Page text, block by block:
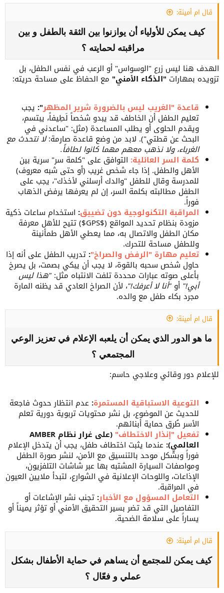
كما أن دور الإعلام و المدارس أساسي في نشر الوعي
بينما يبقى التبليغ السريع عند حدوث أي حالة إختفاء
عنصرًا حاسمًا لإنقاذ حياة طفل
إن حماية الأطفال ليست تقييدًا لحريتهم بل هي ضمان
و هي مسؤولية جماعية تتطلب يقظة دائمة من الجميع
مشاهدة المرفق 187655
أسئلة للنقاش :
ما هي أبرز الأسباب الإجتماعية التي قد تؤدي إلى هذه
الظاهرة ؟
قال ام أمينة:
كيف يمكن للأولياء أن يوازنوا بين الثقة بالطفل و بين
مراقبته لحمايته ؟
الهدف هنا ليس زرع "الوسواس" أو الرعب في نفس الطفل، بل
تزويده بمهارات "الذكاء الأمني" مع الحفاظ على مساحة حريته:
قاعدة "الغريب ليس بالضرورة شرير المظهر": يجب
تعليم الطفل أن الخاطف قد يبدو شخصاً لَطِيفاً، يبتسم،
ويقدم الحلوى أو يطلب المساعدة (مثل: "ساعدني في
البحث عن قطتي"). لابد من وضع قاعدة صارمة:لا نتحدث مع
الغرباء، ولا نذهب معهم مهما كانوا لطافاً.
كلمة السر العائلية: التوافق على "كلمة سر" سرية بين
الأهل والطفل. إذا جاء شخص غريب (أو حتى شبه معروف)
للمدرسة وقال للطفل "والدك أرسلني لأخذك"، يجب على
الطفل مطالبته بكلمة السر، إن لم يعرفها يرفض الذهاب
فوراً.
المراقبة التكنولوجية دون تضييق: استخدام ساعات ذكية
مزودة بنظام تحديد المواقع ($GPS$) تتيح للأهل معرفة
مكان الطفل والاتصال به، مما يعطي الأهل طمأنينة
وللطفل مساحة للتحرك.
تعليم مهارة "الرفض والصراخ": تدريب الطفل على أنه إذا
حاول شخص سحبه بالقوة، لا يجب أن يبكي بصمت، بل يصرخ
بأعلى صوته عبارات محددة تلفت الانتباه مثل: "هذا ليس
أبي!" أو "أنا لا أعرفك!"، لأن الصراخ العادي قد يظنه المارة
مجرد بكاء طفل مع والده.
قال ام أمينة:
ما هو الدور الذي يمكن أن يلعبه الإعلام في تعزيز الوعي
المجتمعي ؟
للإعلام دور وقائي وعلاجي حاسم:
التوعية الاستباقية المستمرة: عدم انتظار حدوث فاجعة
للحديث عن الموضوع، بل نشر محتويات تربوية دورية تعلم
الأسر طُرق حماية أبنائهم.
تفعيل "إنذار الاختطاف" (على غرار نظام AMBER
العالمي): عندما يثبت اختطاف طفل، يجب أن يتدخل الإعلام
فوراً وبشكل موحد بالتنسيق مع الأمن، لنشر صورة الطفل
ومواصفات السيارة المشتبه بها عبر شاشات التلفزيون،
الإذاعات، واللوحات الإعلانية في الشوارع، لتبدأ ملايين العيون
في المراقبة.
التعامل المسؤول مع الأخبار: تجنب نشر الإشاعات أو
التفاصيل التي قد تضر بسير التحقيق الأمني أو تؤثر يميناً أو
يساراً على سلامة الضحية.
قال ام أمينة:
كيف يمكن للمجتمع أن يساهم في حماية الأطفال بشكل
عملي و فعّال ؟